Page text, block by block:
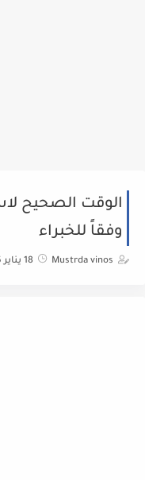
الوقت الصحيح
وفقاً للخبراء
Mustrda vinos 18 يناير 2025